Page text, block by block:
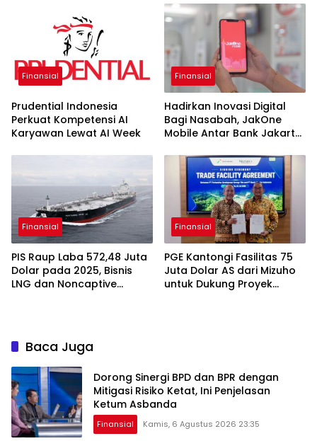
Finansial
Prudential Indonesia
Perkuat Kompetensi AI
Karyawan Lewat AI Week
Finansial
Hadirkan Inovasi Digital
Bagi Nasabah, JakOne
Mobile Antar Bank Jakarta
Excellence Awards 2026
Finansial
PIS Raup Laba 572,48 Juta
Dolar pada 2025, Bisnis
LNG dan Noncaptive
Finansial
PGE Kantongi Fasilitas 75
Juta Dolar AS dari Mizuho
untuk Dukung Proyek
Baca Juga
Dorong Sinergi BPD dan BPR dengan
Mitigasi Risiko Ketat, Ini Penjelasan
Ketum Asbanda
Finansial Kamis, 6 Agustus 2026 23:35